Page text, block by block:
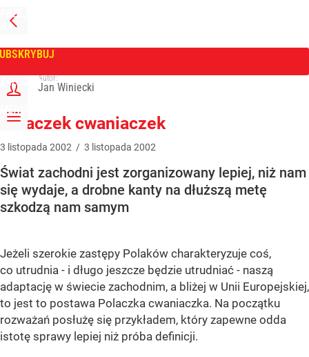
PRZEJDŹ
NA
GŁÓWNĄ
ZALOGUJ
MENU
Tygodnik Wprost
Autor:
Jan Winiecki
Polaczek cwaniaczek
3 listopada 2002 / 3 listopada 2002
Świat zachodni jest zorganizowany lepiej, niż nam
się wydaje, a drobne kanty na dłuższą metę
szkodzą nam samym
Jeżeli szerokie zastępy Polaków charakteryzuje coś,
co utrudnia - i długo jeszcze będzie utrudniać - naszą
adaptację w świecie zachodnim, a bliżej w Unii Europejskiej,
to jest to postawa Polaczka cwaniaczka. Na początku
rozważań posłużę się przykładem, który zapewne odda
istotę sprawy lepiej niż próba definicji.